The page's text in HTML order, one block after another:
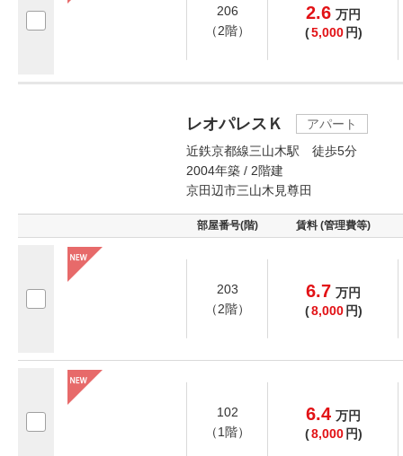
206
（2階）
2.6 万円
(5,000 円)
レオパレスＫ
アパート
近鉄京都線三山木駅 徒歩5分
2004年築 / 2階建
京田辺市三山木見尊田
部屋番号(階) 賃料 (管理費等)
203
（2階）
6.7 万円
(8,000 円)
102
（1階）
6.4 万円
(8,000 円)